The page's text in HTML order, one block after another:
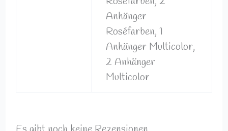
Anhänger
Roséfarben, 1
Anhänger Multicolor,
2 Anhänger
Multicolor